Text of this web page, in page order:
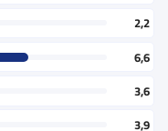
2,2
6,6
3,6
3,9